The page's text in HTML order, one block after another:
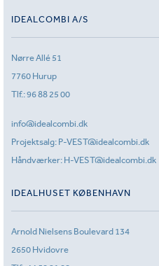
IDEALCOMBI A/S
Nørre Allé 51
7760 Hurup
Tlf.:96 88 25 00
info@idealcombi.dk
Projektsalg: P-VEST@idealcombi.dk
Håndværker: H-VEST@idealcombi.dk
IDEALHUSET KØBENHAVN
Arnold Nielsens Boulevard 134
2650 Hvidovre